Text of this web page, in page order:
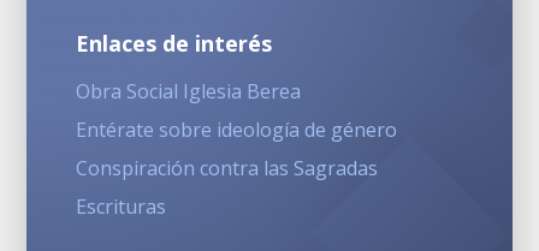
Enlaces de interés
Obra Social Iglesia Berea
Entérate sobre ideología de género
Conspiración contra las Sagradas
Escrituras